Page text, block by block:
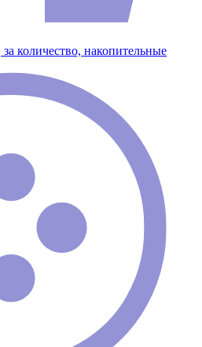
количество, накопительные